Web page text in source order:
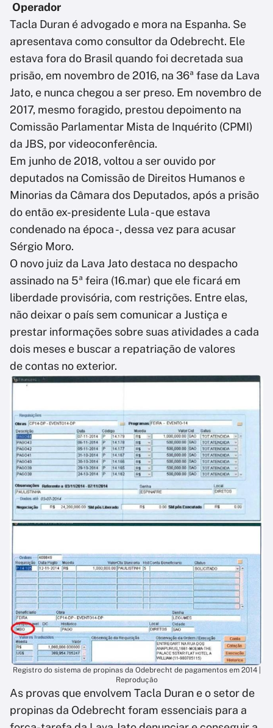
Operador
Tacla Duran é advogado e mora na Espanha. Se
apresentava como consultor da Odebrecht. Ele
estava fora do Brasil quando foi decretada sua
prisão, em novembro de 2016, na 36ª fase da Lava
Jato, e nunca chegou a ser preso. Em novembro de
2017, mesmo foragido, prestou depoimento na
Comissão Parlamentar Mista de Inquérito (CPMI)
da JBS, por videoconferência.
Em junho de 2018, voltou a ser ouvido por
deputados na Comissão de Direitos Humanos e
Minorias da Câmara dos Deputados, após a prisão
do então ex-presidente Lula - que estava
condenado na época -, dessa vez para acusar
Sérgio Moro.
O novo juiz da Lava Jato destaca no despacho
assinado na 5ª feira (16.mar) que ele ficará em
liberdade provisória, com restrições. Entre elas,
não deixar o país sem comunicar a Justiça e
prestar informações sobre suas atividades a cada
dois meses e buscar a repatriação de valores
de contas no exterior.
Registro do sistema de propinas da Odebrecht de pagamentos em 2014 |
Reprodução
As provas que envolvem Tacla Duran e o setor de
propinas da Odebrecht foram essenciais para a